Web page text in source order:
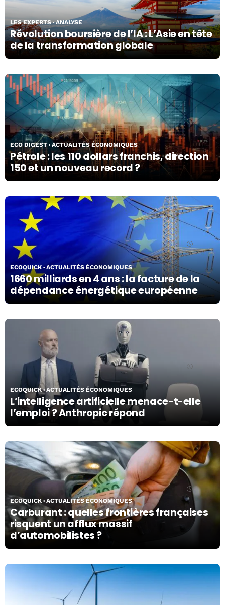
Révolution boursière de l’IA : L’Asie en tête
de la transformation globale
LES EXPERTS ANALYSE
Pétrole : les 110 dollars franchis, direction
150 et un nouveau record ?
ECO DIGEST ACTUALITÉS ÉCONOMIQUES
09/03/26
1660 milliards en 4 ans : la facture de la
dépendance énergétique européenne
ECOQUICK ACTUALITÉS ÉCONOMIQUES
L’intelligence artificielle menace-t-elle
l’emploi ? Anthropic répond
ECOQUICK ACTUALITÉS ÉCONOMIQUES
Carburant : quelles frontières françaises
risquent un afflux massif
d’automobilistes ?
ECOQUICK ACTUALITÉS ÉCONOMIQUES
06/03/26